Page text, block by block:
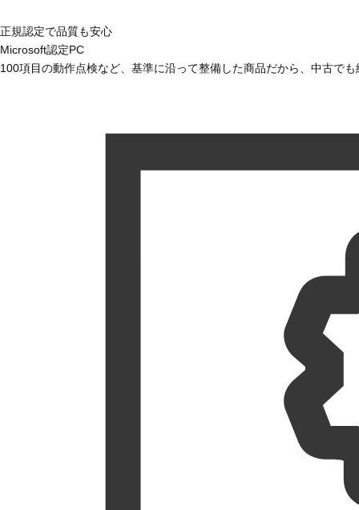
正規認定で品質も安心
Microsoft認定PC
100項目の動作点検など、基準に沿って整備した商品だから、中古で